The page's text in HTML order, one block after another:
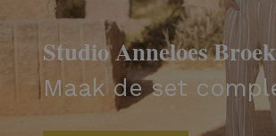
Studio Anneloes
Maak de set